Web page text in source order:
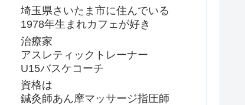
埼玉県さいたま市に住んでいる
1978年生まれカフェが好き
治療家
アスレティックトレーナー
U15バスケコーチ
資格は
鍼灸師あん摩マッサージ指圧師